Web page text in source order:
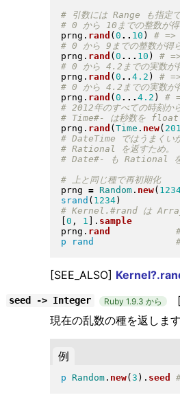
prng . rand (0 .. 10 )
prng . rand (0 ... 10 )
prng . rand (0 .. 4.2 )
prng . rand (0 ... 4.2 )
prng . rand (Time . new(
# 上と同じ種で再初期化
prng = Random. new(
srand ( 1234)
[0 , 1 ] . sample
prng . rand
p
rand
[SEE_ALSO]
seed -> Integer Ruby 1.9.3 から
現在の乱数の種を返します
例
p Random. new(3 ) . seed